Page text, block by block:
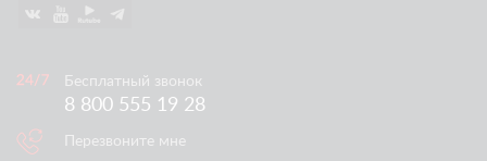
Бесплатный звонок
8 800 555 19 28
Перезвоните мне